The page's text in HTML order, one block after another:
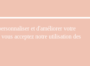
et d'améliorer votre
acceptez notre utilisation des